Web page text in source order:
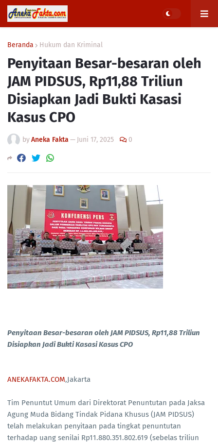
Beranda Hukum dan Kriminal
Penyitaan Besar-besaran oleh
JAM PIDSUS, Rp11,88 Triliun
Disiapkan Jadi Bukti Kasasi
Kasus CPO
byAneka Fakta — Juni 17, 2025 0
Penyitaan Besar-besaran oleh JAM PIDSUS, Rp11,88 Triliun
Disiapkan Jadi Bukti Kasasi Kasus CPO
ANEKAFAKTA.COM,Jakarta
Tim Penuntut Umum dari Direktorat Penuntutan pada Jaksa
Agung Muda Bidang Tindak Pidana Khusus (JAM PIDSUS)
telah melakukan penyitaan pada tingkat penuntutan
terhadap uang senilai Rp11.880.351.802.619 (sebelas triliun